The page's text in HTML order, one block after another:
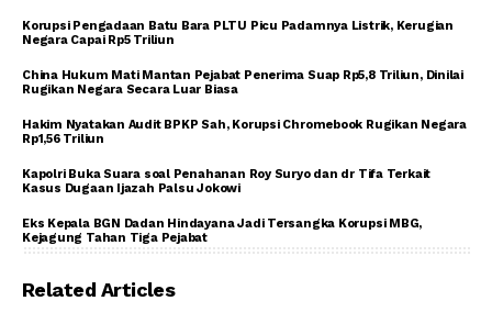
Korupsi Pengadaan Batu Bara PLTU Picu Padamnya Listrik, Kerugian
Negara Capai Rp5 Triliun
China Hukum Mati Mantan Pejabat Penerima Suap Rp5,8 Triliun, Dinilai
Rugikan Negara Secara Luar Biasa
Hakim Nyatakan Audit BPKP Sah, Korupsi Chromebook Rugikan Negara
Rp1,56 Triliun
Kapolri Buka Suara soal Penahanan Roy Suryo dan dr Tifa Terkait
Kasus Dugaan Ijazah Palsu Jokowi
Eks Kepala BGN Dadan Hindayana Jadi Tersangka Korupsi MBG,
Kejagung Tahan Tiga Pejabat
Related Articles